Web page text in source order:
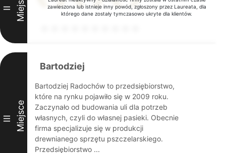
zawieszona lub istnieje inny powód, zgłoszony przez Laureata, dla
którego dane zostały tymczasowo ukryte dla klientów.
II
III Miejsce
Bartodziej
Bartodziej Radochów to przedsiębiorstwo,
które na rynku pojawiło się w 2009 roku.
Zaczynało od budowania uli dla potrzeb
własnych, czyli do własnej pasieki. Obecnie
firma specjalizuje się w produkcji
drewnianego sprzętu pszczelarskiego.
Przedsiębiorstwo ...